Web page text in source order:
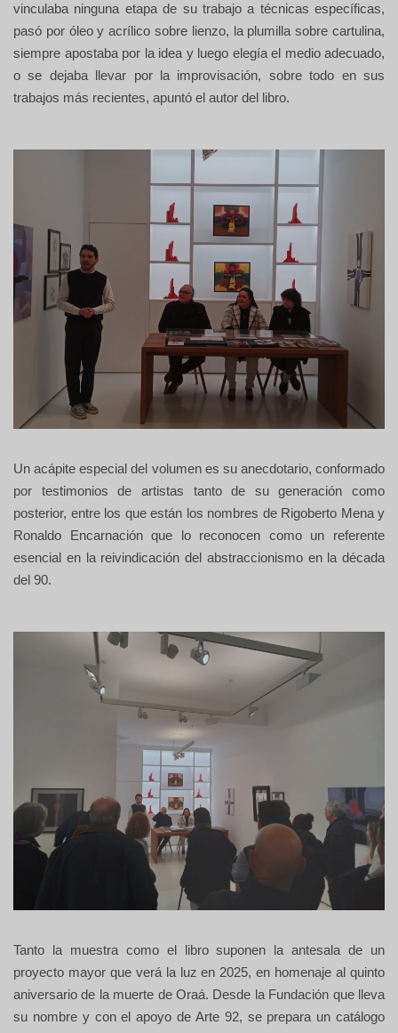
vinculaba ninguna etapa de su trabajo a técnicas específicas,
pasó por óleo y acrílico sobre lienzo, la plumilla sobre cartulina,
siempre apostaba por la idea y luego elegía el medio adecuado,
o se dejaba llevar por la improvisación, sobre todo en sus
trabajos más recientes, apuntó el autor del libro.
Un acápite especial del volumen es su anecdotario, conformado
por testimonios de artistas tanto de su generación como
posterior, entre los que están los nombres de Rigoberto Mena y
Ronaldo Encarnación que lo reconocen como un referente
esencial en la reivindicación del abstraccionismo en la década
del 90.
Tanto la muestra como el libro suponen la antesala de un
proyecto mayor que verá la luz en 2025, en homenaje al quinto
aniversario de la muerte de Oraá. Desde la Fundación que lleva
su nombre y con el apoyo de Arte 92, se prepara un catálogo